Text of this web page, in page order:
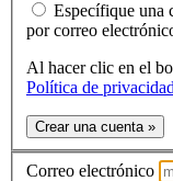
Específique una
por correo
Al hacer clic en el
Política de privacidad
Crear una cuenta »
Correo electrónico